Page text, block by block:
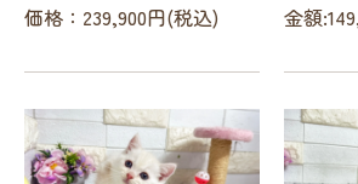
価格：239,900円(税込)
金額